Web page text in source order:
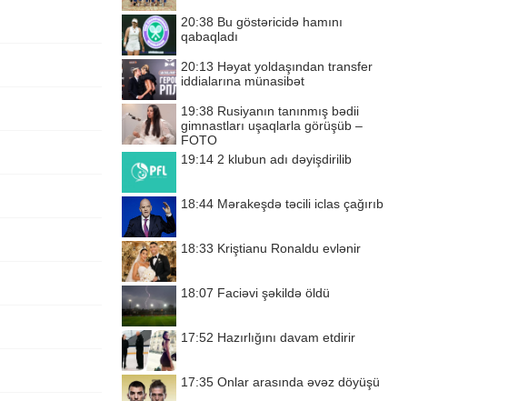
20:38 Bu göstəricidə hamını
qabaqladı
20:13 Həyat yoldaşından transfer
iddialarına münasibət
19:38 Rusiyanın tanınmış bədii
gimnastları uşaqlarla görüşüb –
FOTO
19:14 2 klubun adı dəyişdirilib
18:44 Mərakeşdə təcili iclas çağırıb
18:33 Kriştianu Ronaldu evlənir
18:07 Faciəvi şəkildə öldü
17:52 Hazırlığını davam etdirir
17:35 Onlar arasında əvəz döyüşü